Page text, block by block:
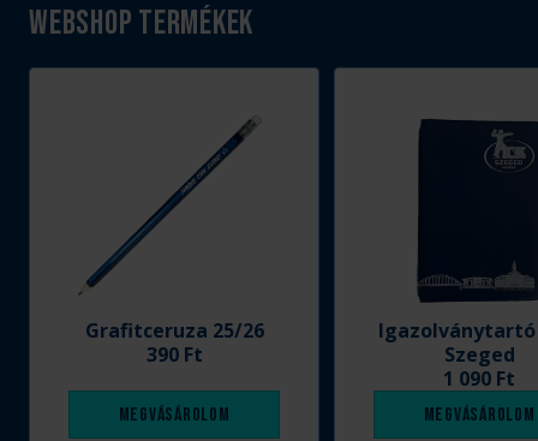
Webshop termékek
Grafitceruza 25/26
390 Ft
Megvásárolom
Szeged
1 090 Ft
Megvásárolom